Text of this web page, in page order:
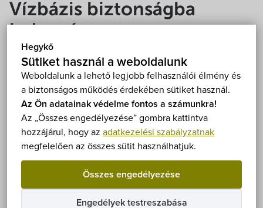
Hegykő
Sütiket használ a weboldalunk
Weboldalunk a lehető legjobb felhasználói élmény és
a biztonságos működés érdekében sütiket használ.
Az Ön adatainak védelme fontos a számunkra!
Az „Összes engedélyezése” gombra kattintva
hozzájárul, hogy az adatkezelési szabályzatnak
megfelelően az összes sütit használhatjuk.
Összes engedélyezése
Engedélyek testreszabása
Fontos telefonszámok
Földrajzi adottság
Éghajlat
Hegykő történelme
Éttermek
Programok
Önkormányzat
Hírek
Vízbázis biztonságba
helyezése
Részletes tájékoztató